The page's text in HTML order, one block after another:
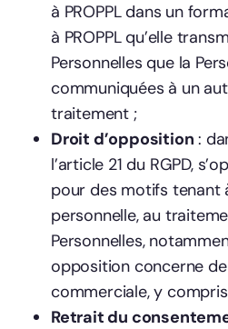
à PROPPL dans un
à PROPPL qu’elle
Personnelles que la
communiquées à un
traitement ;
Droit d’opposition :
l’article 21 du RGPD,
pour des motifs tenant
personnelle, au
Personnelles,
opposition concerne
commerciale, y
Retrait du